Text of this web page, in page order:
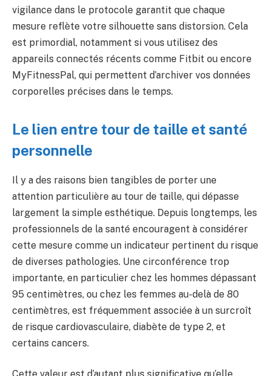
vigilance dans le protocole garantit que chaque
mesure reflète votre silhouette sans distorsion. Cela
est primordial, notamment si vous utilisez des
appareils connectés récents comme Fitbit ou encore
MyFitnessPal, qui permettent d’archiver vos données
corporelles précises dans le temps.
Le lien entre tour de taille et santé
personnelle
Il y a des raisons bien tangibles de porter une
attention particulière au tour de taille, qui dépasse
largement la simple esthétique. Depuis longtemps, les
professionnels de la santé encouragent à considérer
cette mesure comme un indicateur pertinent du risque
de diverses pathologies. Une circonférence trop
importante, en particulier chez les hommes dépassant
95 centimètres, ou chez les femmes au-delà de 80
centimètres, est fréquemment associée à un surcroît
de risque cardiovasculaire, diabète de type 2, et
certains cancers.